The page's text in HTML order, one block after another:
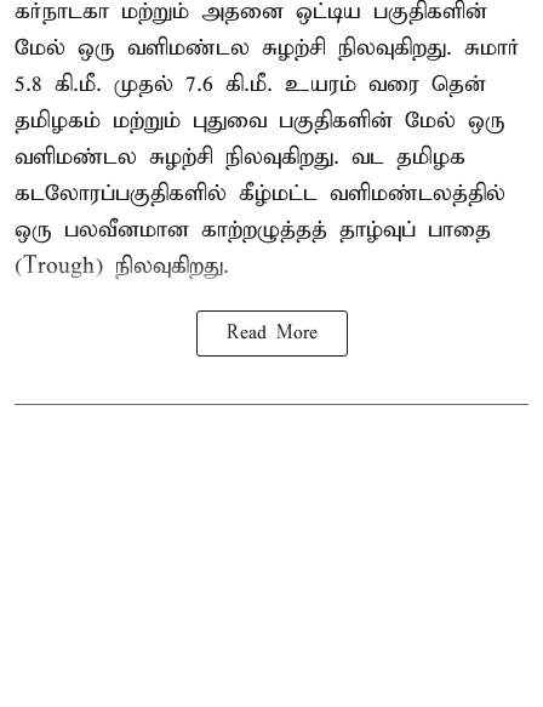
கர்நாடகா மற்றும் அதனை ஒட்டிய பகுதிகளின்
மேல் ஒரு வளிமண்டல சுழற்சி நிலவுகிறது. சுமார்
5.8 கி.மீ. முதல் 7.6 கி.மீ. உயரம் வரை தென்
தமிழகம் மற்றும் புதுவை பகுதிகளின் மேல் ஒரு
வளிமண்டல சுழற்சி நிலவுகிறது. வட தமிழக
கடலோரப்பகுதிகளில் கீழ்மட்ட வளிமண்டலத்தில்
ஒரு பலவீனமான காற்றழுத்தத் தாழ்வுப் பாதை
(Trough) நிலவுகிறது.
Read More